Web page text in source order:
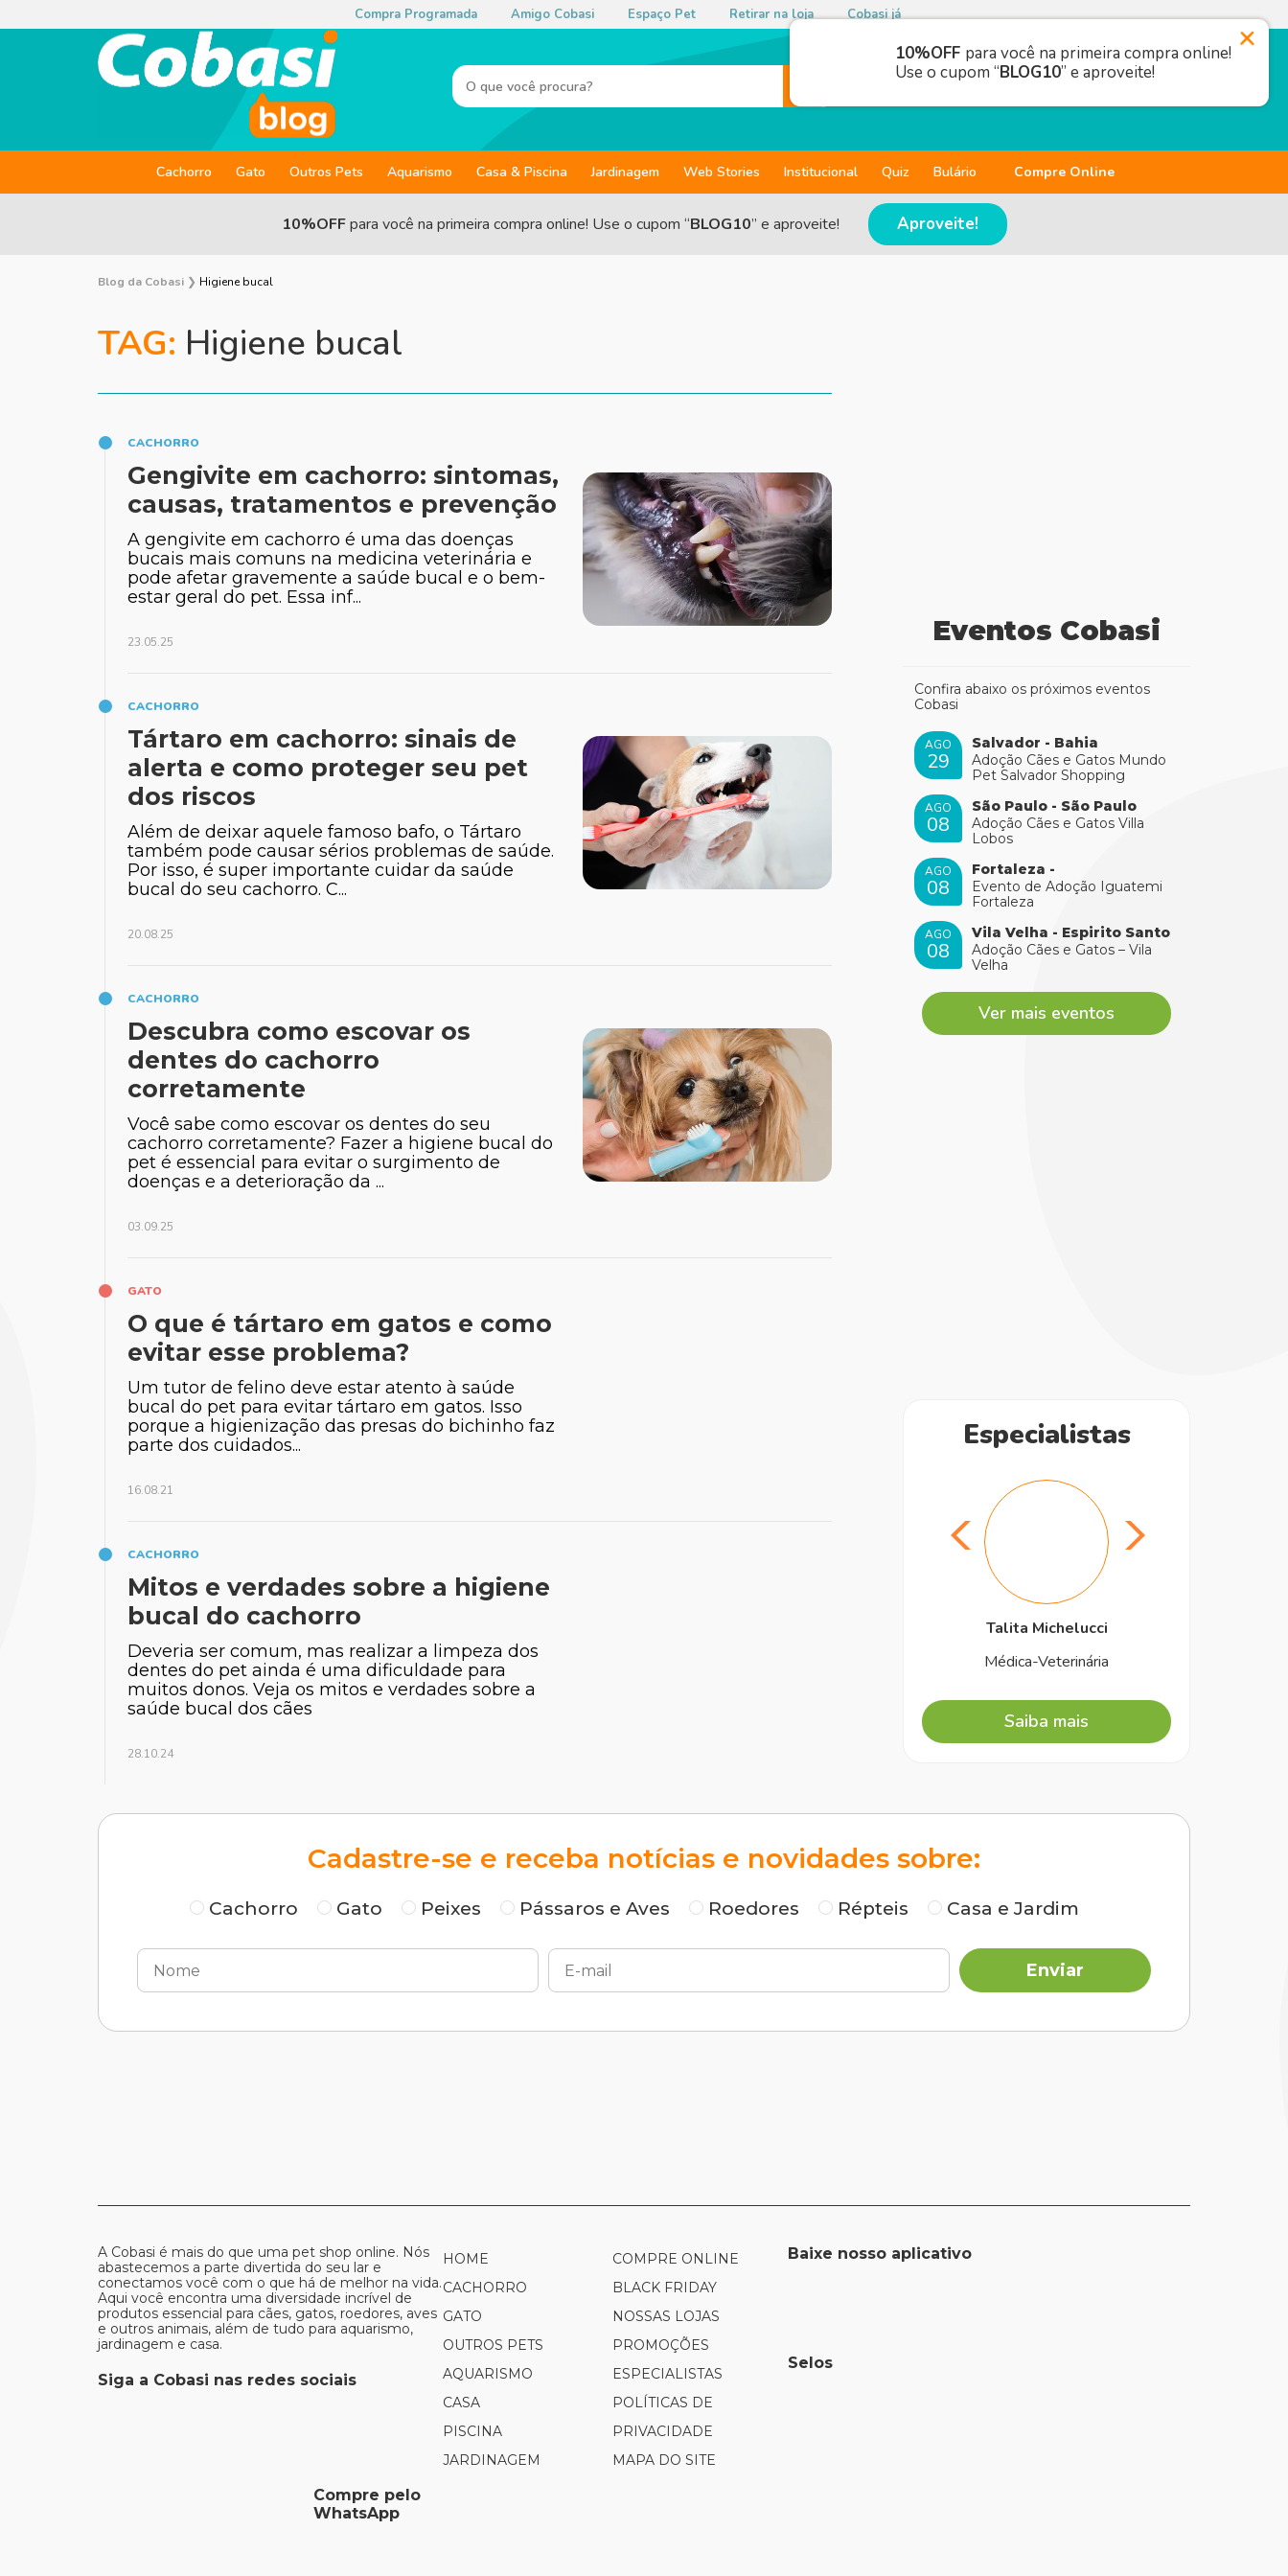
Compra Programada Amigo Cobasi Espaço Pet Retirar na loja Cobasi já
Cachorro Gato Outros Pets Aquarismo Casa & Piscina Jardinagem Web Stories Institucional Quiz Bulário Compre Online
10%OFFpara você na primeira compra online! Use o cupom “BLOG10” e aproveite! Aproveite!
Blog da Cobasi ❯ Higiene bucal
TAG: Higiene bucal
CACHORRO
Gengivite em cachorro: sintomas,
causas, tratamentos e prevenção
A gengivite em cachorro é uma das doenças
bucais mais comuns na medicina veterinária e
pode afetar gravemente a saúde bucal e o bem-
estar geral do pet. Essa inf...
23.05.25
CACHORRO
Tártaro em cachorro: sinais de
alerta e como proteger seu pet
dos riscos
Além de deixar aquele famoso bafo, o Tártaro
também pode causar sérios problemas de saúde.
Por isso, é super importante cuidar da saúde
bucal do seu cachorro. C...
20.08.25
CACHORRO
Descubra como escovar os
dentes do cachorro
corretamente
Você sabe como escovar os dentes do seu
cachorro corretamente? Fazer a higiene bucal do
pet é essencial para evitar o surgimento de
doenças e a deterioração da ...
03.09.25
GATO
O que é tártaro em gatos e como
evitar esse problema?
Um tutor de felino deve estar atento à saúde
bucal do pet para evitar tártaro em gatos. Isso
porque a higienização das presas do bichinho faz
parte dos cuidados...
16.08.21
CACHORRO
Mitos e verdades sobre a higiene
bucal do cachorro
Deveria ser comum, mas realizar a limpeza dos
dentes do pet ainda é uma dificuldade para
muitos donos. Veja os mitos e verdades sobre a
saúde bucal dos cães
28.10.24
Eventos Cobasi
Confira abaixo os próximos eventos
Cobasi
AGO
29
Salvador - Bahia
Adoção Cães e Gatos Mundo
Pet Salvador Shopping
AGO
08
São Paulo - São Paulo
Adoção Cães e Gatos Villa
Lobos
AGO
08
Fortaleza -
Evento de Adoção Iguatemi
Fortaleza
AGO
08
Vila Velha - Espirito Santo
Adoção Cães e Gatos – Vila
Velha
Ver mais eventos
Especialistas
10%OFF para você na primeira compra online!
Use o cupom “BLOG10” e aproveite!
Cadastre-se e receba notícias e novidades sobre:
Cachorro Gato Peixes Pássaros e Aves Roedores Répteis Casa e Jardim
A Cobasi é mais do que uma pet shop online. Nós
abastecemos a parte divertida do seu lar e
conectamos você com o que há de melhor na vida.
Aqui você encontra uma diversidade incrível de
produtos essencial para cães, gatos, roedores, aves
e outros animais, além de tudo para aquarismo,
jardinagem e casa.
Siga a Cobasi nas redes sociais
Compre pelo
WhatsApp
HOME
CACHORRO
GATO
OUTROS PETS
AQUARISMO
CASA
PISCINA
JARDINAGEM
COMPRE ONLINE
BLACK FRIDAY
NOSSAS LOJAS
PROMOÇÕES
ESPECIALISTAS
POLÍTICAS DE
PRIVACIDADE
MAPA DO SITE
Baixe nosso aplicativo
Selos